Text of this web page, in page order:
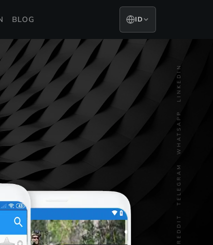
BLOG ID
REDDIT
TELEGRAM
WHATSAPP
LINKEDIN